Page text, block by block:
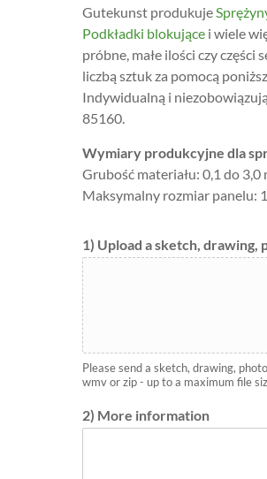
Gutekunst produkuje
Podkładki blokujące i wiele
próbne, małe ilości czy
liczbą sztuk za pomocą
Indywidualną i
85160.
Wymiary produkcyjne dla
Grubość materiału: 0,1 do 3,0
Maksymalny rozmiar panelu:
1) Upload a sketch, drawing,
Please send a sketch, drawing,
wmv or zip - up to a maximum file
2) More information